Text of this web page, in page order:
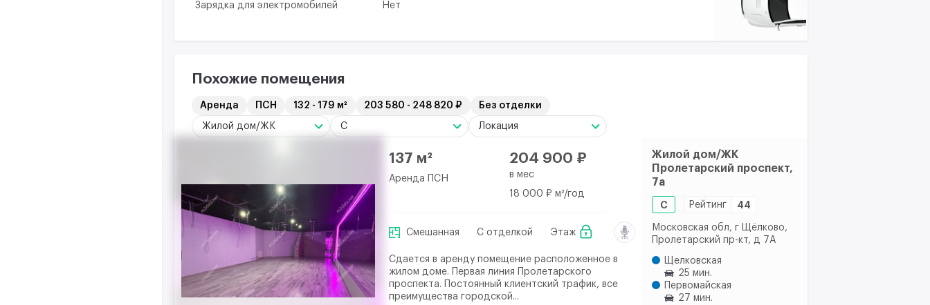
Зарядка для электромобилей Нет
Похожие помещения
Аренда ПСН 132 - 179 м² 203 580 - 248 820 ₽ Без отделки
Жилой дом/ЖК C Локация
137 м²
Аренда ПСН
204 900 ₽
в мес
18 000 ₽ м²/год
Смешанная С отделкой Этаж
Сдается в аренду помещение расположенное в
жилом доме. Первая линия Пролетарского
проспекта. Постоянный клиентский трафик, все
преимущества городской...
Жилой дом/ЖК
Пролетарский проспект,
7а
C Рейтинг 44
Московская обл, г Щёлково,
Пролетарский пр-кт, д 7А
Щелковская
25 мин.
Первомайская
27 мин.